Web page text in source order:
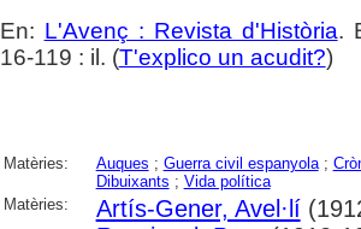
En: L'Avenç : Revista d'Història.
16-119 : il. (T'explico un acudit?)
Matèries: Auques ; Guerra civil espanyola;
Dibuixants ; Vida política
Matèries:
Artís-Gener, Avel·lí